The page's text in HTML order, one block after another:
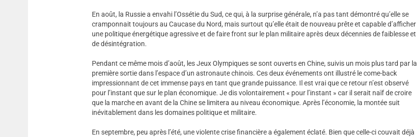
En août, la Russie a envahi l’Ossétie du Sud, ce qui, à la surprise générale, n’a pas tant démontré qu’elle se
cramponnait toujours au Caucase du Nord, mais surtout qu’elle était de nouveau prête et capable d’afficher
une politique énergétique agressive et de faire front sur le plan militaire après deux décennies de faiblesse et
de désintégration.
Pendant ce même mois d’août, les Jeux Olympiques se sont ouverts en Chine, suivis un mois plus tard par la
première sortie dans l’espace d’un astronaute chinois. Ces deux événements ont illustré le come-back
impressionnant de cet immense pays en tant que grande puissance. Il est vrai que ce retour n’est observé
pour l’instant que sur le plan économique. Je dis volontairement « pour l’instant » car il serait naïf de croire
que la marche en avant de la Chine se limitera au niveau économique. Après l’économie, la montée suit
inévitablement dans les domaines politique et militaire.
En septembre, peu après l’été, une violente crise financière a également éclaté. Bien que celle-ci couvait déjà